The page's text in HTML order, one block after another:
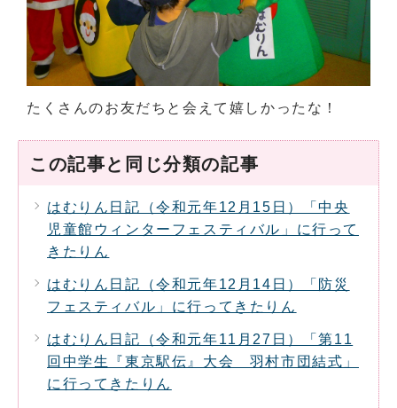
たくさんのお友だちと会えて嬉しかったな！
この記事と同じ分類の記事
はむりん日記（令和元年12月15日）「中央
児童館ウィンターフェスティバル」に行って
きたりん
はむりん日記（令和元年12月14日）「防災
フェスティバル」に行ってきたりん
はむりん日記（令和元年11月27日）「第11
回中学生『東京駅伝』大会 羽村市団結式」
に行ってきたりん